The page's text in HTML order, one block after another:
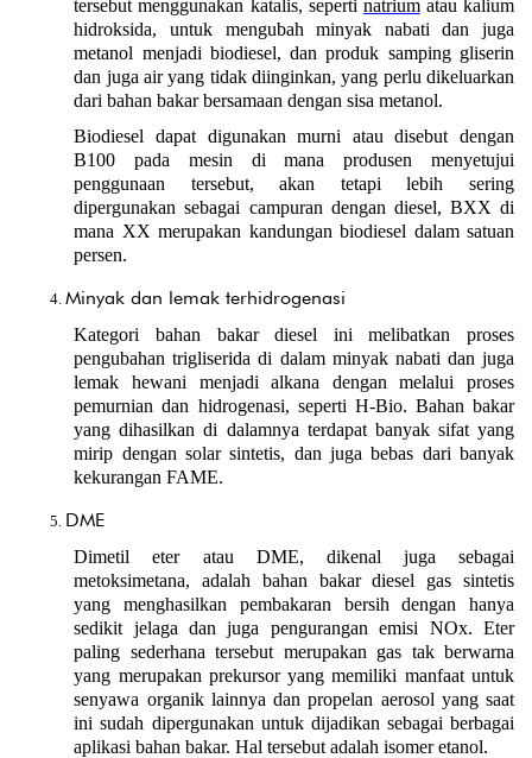
tersebut menggunakan katalis, seperti natrium atau kalium
hidroksida, untuk mengubah minyak nabati dan juga
metanol menjadi biodiesel, dan produk samping gliserin
dan juga air yang tidak diinginkan, yang perlu dikeluarkan
dari bahan bakar bersamaan dengan sisa metanol.
Biodiesel dapat digunakan murni atau disebut dengan
B100 pada mesin di mana produsen menyetujui
penggunaan tersebut, akan tetapi lebih sering
dipergunakan sebagai campuran dengan diesel, BXX di
mana XX merupakan kandungan biodiesel dalam satuan
persen.
Minyak dan lemak terhidrogenasi
Kategori bahan bakar diesel ini melibatkan proses
pengubahan trigliserida di dalam minyak nabati dan juga
lemak hewani menjadi alkana dengan melalui proses
pemurnian dan hidrogenasi, seperti H-Bio. Bahan bakar
yang dihasilkan di dalamnya terdapat banyak sifat yang
mirip dengan solar sintetis, dan juga bebas dari banyak
kekurangan FAME.
DME
Dimetil eter atau DME, dikenal juga sebagai
metoksimetana, adalah bahan bakar diesel gas sintetis
yang menghasilkan pembakaran bersih dengan hanya
sedikit jelaga dan juga pengurangan emisi NOx. Eter
paling sederhana tersebut merupakan gas tak berwarna
yang merupakan prekursor yang memiliki manfaat untuk
senyawa organik lainnya dan propelan aerosol yang saat
ini sudah dipergunakan untuk dijadikan sebagai berbagai
aplikasi bahan bakar. Hal tersebut adalah isomer etanol.